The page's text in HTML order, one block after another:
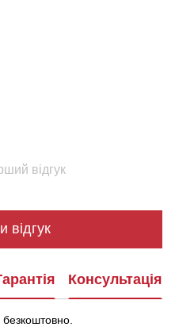
відгук
відгук
Консультація